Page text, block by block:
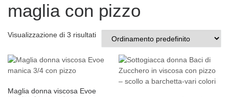
maglia con pizzo
Visualizzazione di 3 risultati
Maglia donna viscosa Evoe